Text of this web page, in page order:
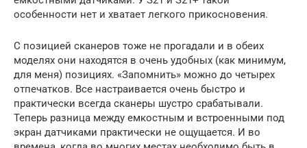
особенности нет и хватает легкого прикосновения.
С позицией сканеров тоже не прогадали и в обеих
моделях они находятся в очень удобных (как минимум,
для меня) позициях. «Запомнить» можно до четырех
отпечатков. Все настраивается очень быстро и
практически всегда сканеры шустро срабатывали.
Теперь разница между емкостным и встроенными под
экран датчиками практически не ощущается. И во